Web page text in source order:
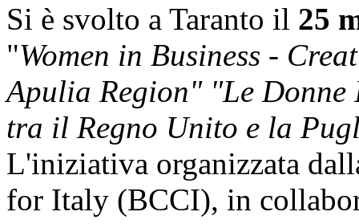
Si è svolto a Taranto il 25
"Women in Business -
Apulia Region" "Le
tra il Regno Unito e la
L'iniziativa organizzata
for Italy (BCCI), in